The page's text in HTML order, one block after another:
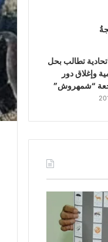
تطالب بحل
وإغلاق دور
“شمهروش”